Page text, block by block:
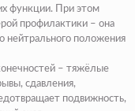
функции. При этом
профилактики – она
нейтрального положения
– тяжёлые
сдавления,
подвижность,